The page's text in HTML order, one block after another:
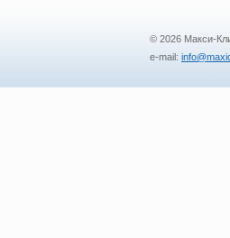
© 2026 Макси-
e-mail: